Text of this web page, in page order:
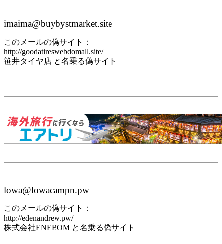
imaima@buybystmarket.site
このメールの偽サイト：
http://goodatireswebdomall.site/
笹井タイヤ店 と名乗る偽サイト
lowa@lowacampn.pw
このメールの偽サイト：
http://edenandrew.pw/
株式会社ENEBOM と名乗る偽サイト